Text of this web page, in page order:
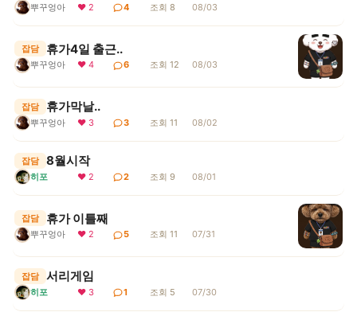
뿌꾸엉아 ❤ 2 4 조회 8 08/03
잡담 휴가4일 출근..
뿌꾸엉아 ❤ 4 6 조회 12 08/03
잡담 휴가막날..
뿌꾸엉아 ❤ 3 3 조회 11 08/02
잡담 8월시작
히포 ❤ 2 2 조회 9 08/01
잡담 휴가 이틀째
뿌꾸엉아 ❤ 2 5 조회 11 07/31
잡담 서리게임
히포 ❤ 3 1 조회 5 07/30